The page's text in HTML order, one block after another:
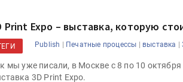
Print Expo – выставка, которую
Publish | Печатные процессы | выставка |
мы уже писали, в Москве c 8 по 10 октября
3D Print Expo.